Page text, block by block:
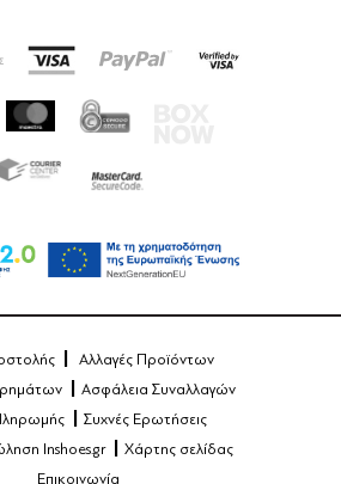
Αλλαγές Προϊόντων
Ασφάλεια Συναλλαγών
Συχνές Ερωτήσεις
Inshoes.gr
Χάρτης σελίδας
Επικοινωνία